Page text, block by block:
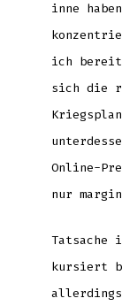
inne
ich
sich die
Online-
nur
Tatsache
kursiert
allerdings